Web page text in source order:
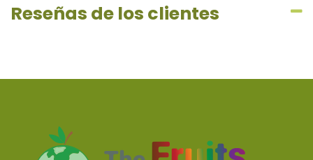
Reseñas de los clientes